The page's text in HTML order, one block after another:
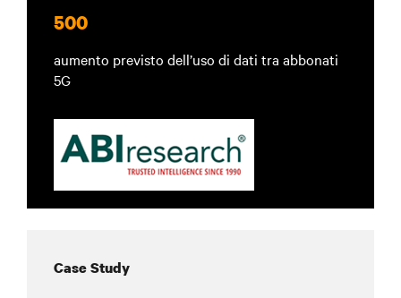
500
aumento previsto dell’uso di dati tra abbonati
5G
Case Study